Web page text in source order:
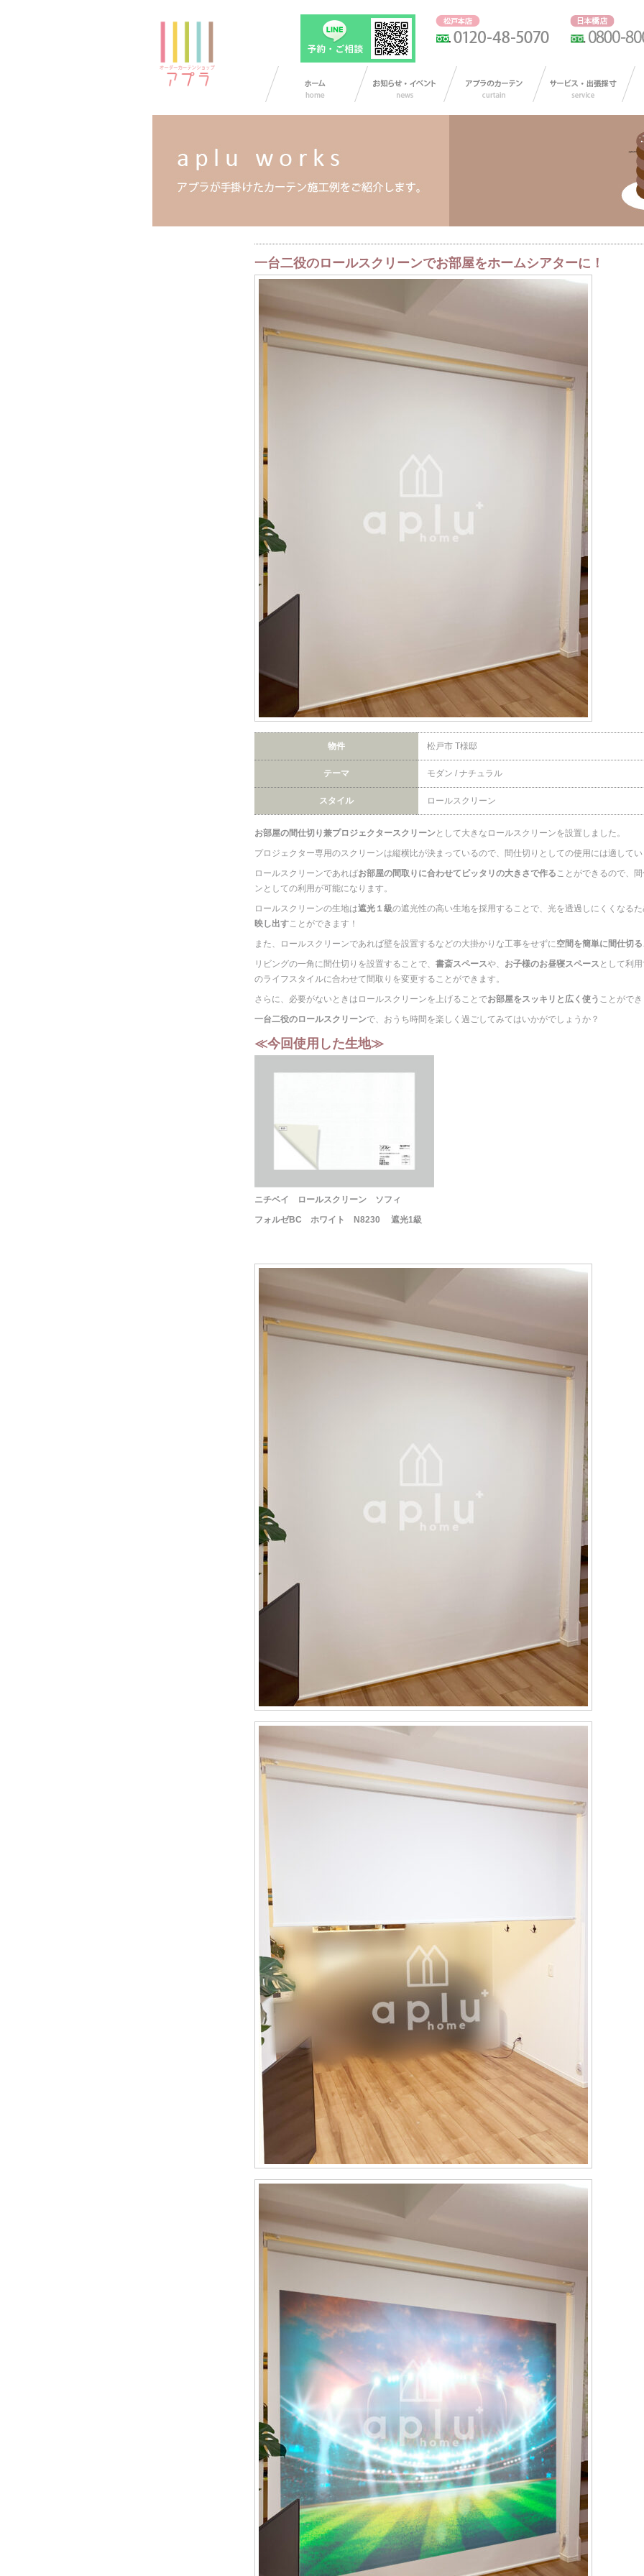
一台二役のロールスクリーンでお部屋をホームシアターに！
物件 松戸市 T様邸
テーマ モダン / ナチュラル
スタイル ロールスクリーン
お部屋の間仕切り兼プロジェクタースクリーンとして大きなロールスクリーンを設置しました。
プロジェクター専用のスクリーンは縦横比が決まっているので、間仕切りとしての使用には適して
ロールスクリーンであればお部屋の間取りに合わせてピッタリの大きさで作ることができるので、
ンとしての利用が可能になります。
ロールスクリーンの生地は遮光１級の遮光性の高い生地を採用することで、光を透過しにくくなるた
映し出すことができます！
また、ロールスクリーンであれば壁を設置するなどの大掛かりな工事をせずに空間を簡単に間仕切る
リビングの一角に間仕切りを設置することで、 書斎スペースや、 お子様のお昼寝スペース として利
のライフスタイルに合わせて間取りを変更することができます。
さらに、必要がないときはロールスクリーンを上げることでお部屋をスッキリと広く使う ことがで
一台二役のロールスクリーンで、おうち時間を楽しく過ごしてみてはいかがでしょうか？
≪今回使用した生地≫
ニチベイ ロールスクリーン ソフィ
フォルゼBC ホワイト N8230 遮光1級